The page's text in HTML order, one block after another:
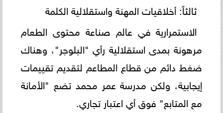
ثالثاً: أخلاقيات المهنة واستقلالية الكلمة
الاستمرارية في عالم صناعة محتوى الطعام
مرهونة بمدى استقلالية رأي "البلوجر"، وهناك
ضغط دائم من قطاع المطاعم لتقديم تقييمات
إيجابية، ولكن مدرسة عمر محمد تضع "الأمانة
مع المتابع" فوق أي اعتبار تجاري.